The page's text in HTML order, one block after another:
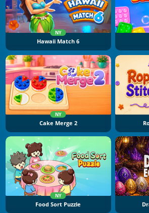
NY
Hawaii Match 6
NY
Cake Merge 2
NY
Food Sort Puzzle